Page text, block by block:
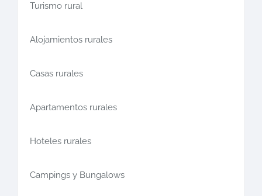
Turismo rural
Alojamientos rurales
Casas rurales
Apartamentos rurales
Hoteles rurales
Campings y Bungalows